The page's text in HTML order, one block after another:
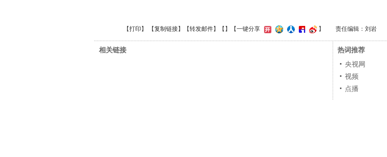
【打印 】 【复制链接】【转发邮件】【 】 【一键分享 】 责任编辑：刘岩
相关链接
热词推荐
央视网
视频
点播